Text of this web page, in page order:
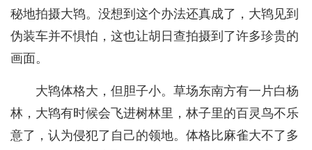
秘地拍摄大鸨。没想到这个办法还真成了，大鸨见到
伪装车并不惧怕，这也让胡日查拍摄到了许多珍贵的
画面。
大鸨体格大，但胆子小。草场东南方有一片白杨
林，大鸨有时候会飞进树林里，林子里的百灵鸟不乐
意了，认为侵犯了自己的领地。体格比麻雀大不了多